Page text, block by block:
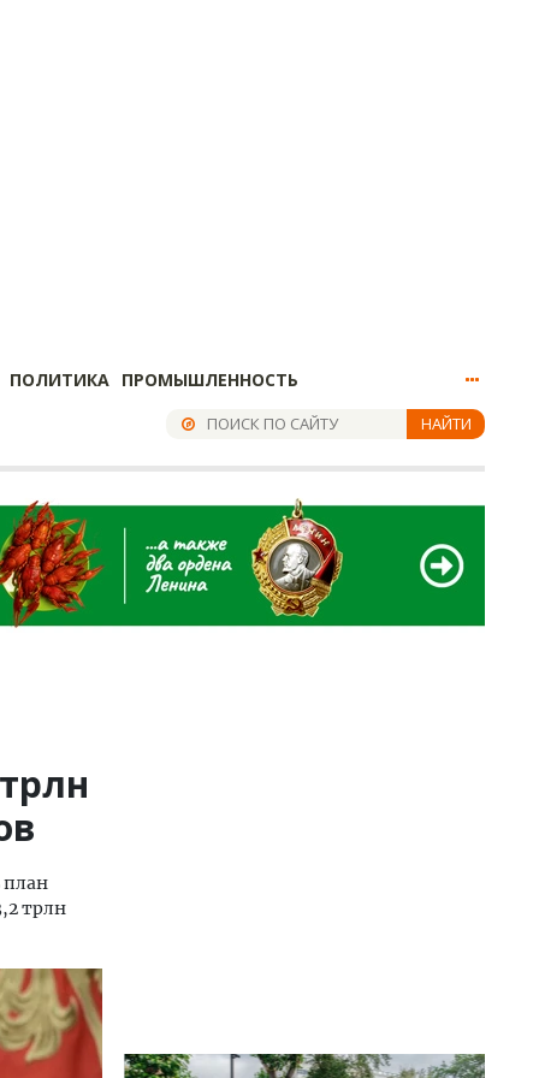
ПОЛИТИКА ПРОМЫШЛЕННОСТЬ
НАЙТИ
план
трлн